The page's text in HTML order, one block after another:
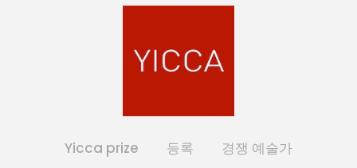
Yicca prize 등록 경쟁 예술가